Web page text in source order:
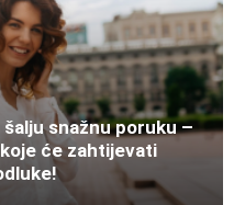
snažnu poruku –
će zahtijevati